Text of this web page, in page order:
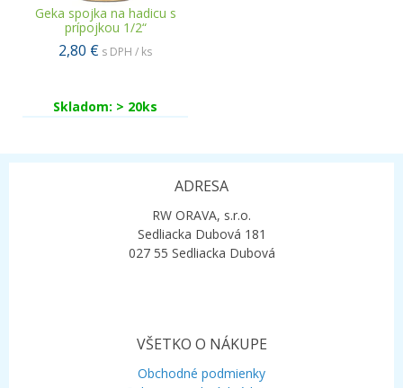
Geka spojka na hadicu s
prípojkou 1/2“
2,80 € s DPH / ks
Skladom: > 20ks
ADRESA
RW ORAVA, s.r.o.
Sedliacka Dubová 181
027 55 Sedliacka Dubová
VŠETKO O NÁKUPE
Obchodné podmienky